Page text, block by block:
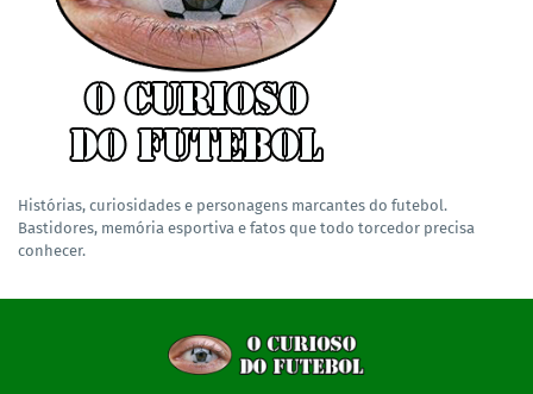
Histórias, curiosidades e personagens marcantes do futebol.
Bastidores, memória esportiva e fatos que todo torcedor precisa
conhecer.